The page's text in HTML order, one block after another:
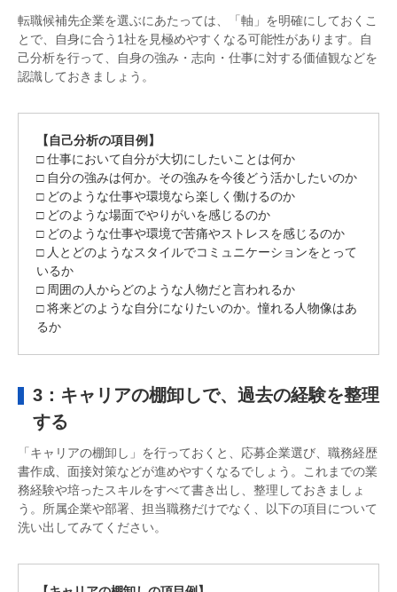
転職候補先企業を選ぶにあたっては、「軸」を明確にしておくこ
とで、自身に合う1社を見極めやすくなる可能性があります。自
己分析を行って、自身の強み・志向・仕事に対する価値観などを
認識しておきましょう。
【自己分析の項目例】
□ 仕事において自分が大切にしたいことは何か
□ 自分の強みは何か。その強みを今後どう活かしたいのか
□ どのような仕事や環境なら楽しく働けるのか
□ どのような場面でやりがいを感じるのか
□ どのような仕事や環境で苦痛やストレスを感じるのか
□ 人とどのようなスタイルでコミュニケーションをとって
いるか
□ 周囲の人からどのような人物だと言われるか
□ 将来どのような自分になりたいのか。憧れる人物像はあ
るか
3：キャリアの棚卸しで、過去の経験を整理
する
「キャリアの棚卸し」を行っておくと、応募企業選び、職務経歴
書作成、面接対策などが進めやすくなるでしょう。これまでの業
務経験や培ったスキルをすべて書き出し、整理しておきましょ
う。所属企業や部署、担当職務だけでなく、以下の項目について
洗い出してみてください。